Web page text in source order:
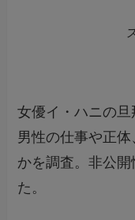
女優イ・ハニの
男性の仕事や正
かを調査。非公
た。